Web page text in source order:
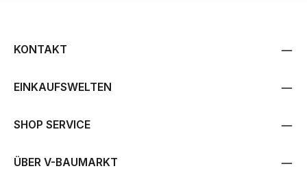
KONTAKT
EINKAUFSWELTEN
SHOP SERVICE
ÜBER V-BAUMARKT